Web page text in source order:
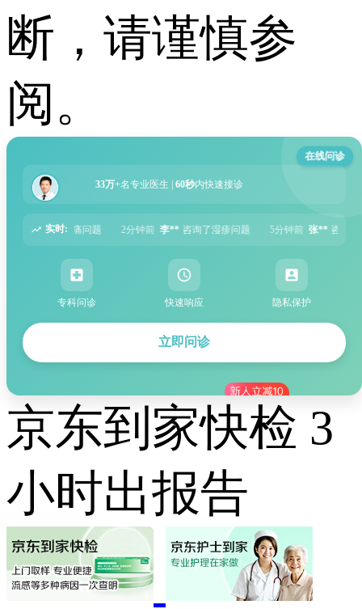
断，请谨慎参
阅。
在线问诊
33万+名专业医生 | 60秒内快速接诊
实时:
李** 咨询了湿疹问题 5分钟前 张** 咨询了过敏性鼻炎问题 6分钟前
专科问诊 快速响应 隐私保护
立即问诊
京东到家快检 3
小时出报告